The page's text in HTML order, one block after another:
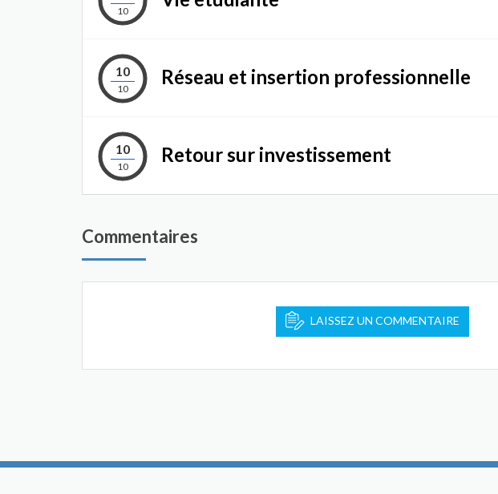
10
10
10
Réseau et insertion professionnelle
10
10
Retour sur investissement
Commentaires
LAISSEZ UN COMMENTAIRE